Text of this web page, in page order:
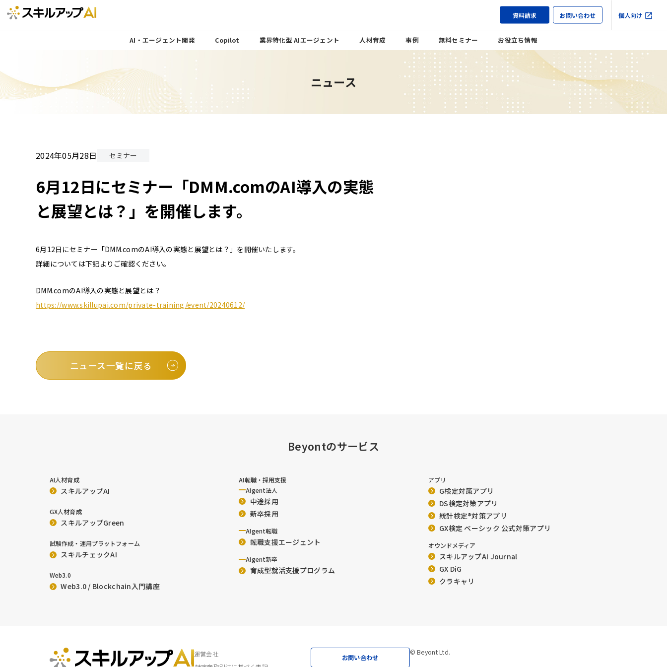
資料請求 お問い合わせ 個人向け
AI・エージェント開発 Copilot 業界特化型 AIエージェント 人材育成 事例 無料セミナー お役立ち情報
ニュース
2024年05月28日 セミナー
6月12日にセミナー「DMM.comのAI導入の実態
と展望とは？」を開催します。
6月12日にセミナー「DMM.comのAI導入の実態と展望とは？」を開催いたします。
詳細については下記よりご確認ください。
DMM.comのAI導入の実態と展望とは？
https://www.skillupai.com/private-training/event/20240612/
ニュース一覧に戻る
Beyontのサービス
AI人材育成
スキルアップAI
GX人材育成
スキルアップGreen
試験作成・運用プラットフォーム
スキルチェックAI
Web3.0
Web3.0 / Blockchain入門講座
AI転職・採用支援
AIgent法人
中途採用
新卒採用
AIgent転職
転職支援エージェント
AIgent新卒
育成型就活支援プログラム
アプリ
G検定対策アプリ
DS検定対策アプリ
統計検定®︎対策アプリ
GX検定 ベーシック 公式対策アプリ
オウンドメディア
スキルアップAI Journal
GX DiG
クラキャリ
運営会社
お問い合わせ
© Beyont Ltd.